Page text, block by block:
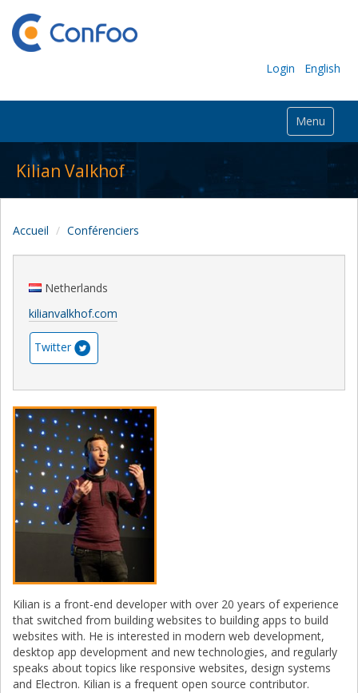
Login English
Menu
Kilian Valkhof
Accueil Conférenciers
Netherlands
kilianvalkhof.com
Twitter
Kilian is a front-end developer with over 20 years of experience
that switched from building websites to building apps to build
websites with. He is interested in modern web development,
desktop app development and new technologies, and regularly
speaks about topics like responsive websites, design systems
and Electron. Kilian is a frequent open source contributor.